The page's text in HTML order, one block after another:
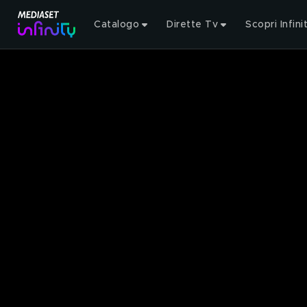
Catalogo Dirette Tv Scopri